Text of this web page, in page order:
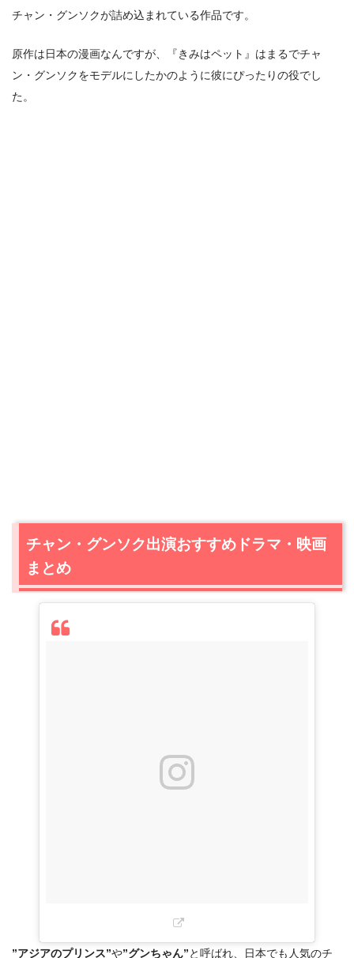
チャン・グンソクが詰め込まれている作品です。
原作は日本の漫画なんですが、『きみはペット』はまるでチャ
ン・グンソクをモデルにしたかのように彼にぴったりの役でし
た。
チャン・グンソク出演おすすめドラマ・映画
まとめ
”アジアのプリンス”や”グンちゃん”と呼ばれ、日本でも人気のチ